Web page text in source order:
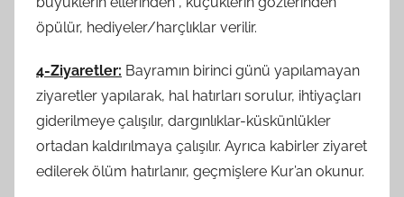
öpülür, hediyeler/harçlıklar verilir.
4-Ziyaretler: Bayramın birinci günü yapılamayan
ziyaretler yapılarak, hal hatırları sorulur, ihtiyaçları
giderilmeye çalışılır, dargınlıklar-küskünlükler
ortadan kaldırılmaya çalışılır. Ayrıca kabirler ziyaret
edilerek ölüm hatırlanır, geçmişlere Kur’an okunur.